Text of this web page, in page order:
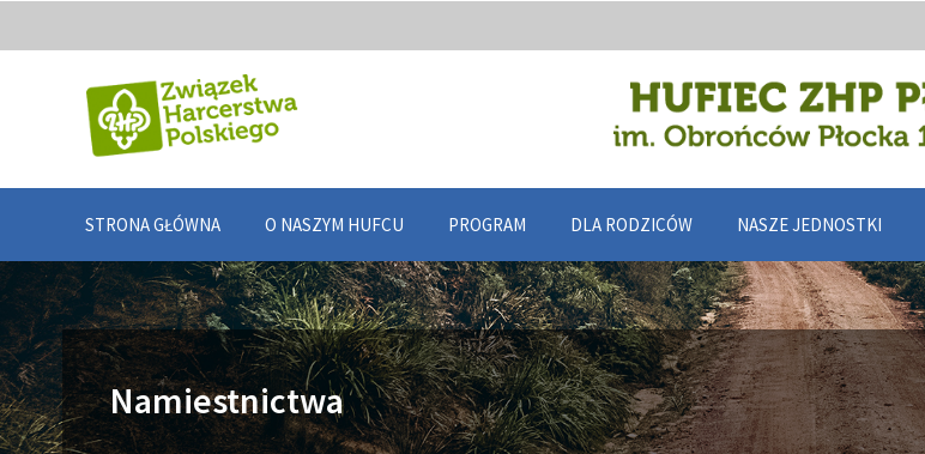
STRONA GŁÓWNA O NASZYM HUFCU PROGRAM DLA RODZICÓW NASZE JEDNOSTKI
Namiestnictwa